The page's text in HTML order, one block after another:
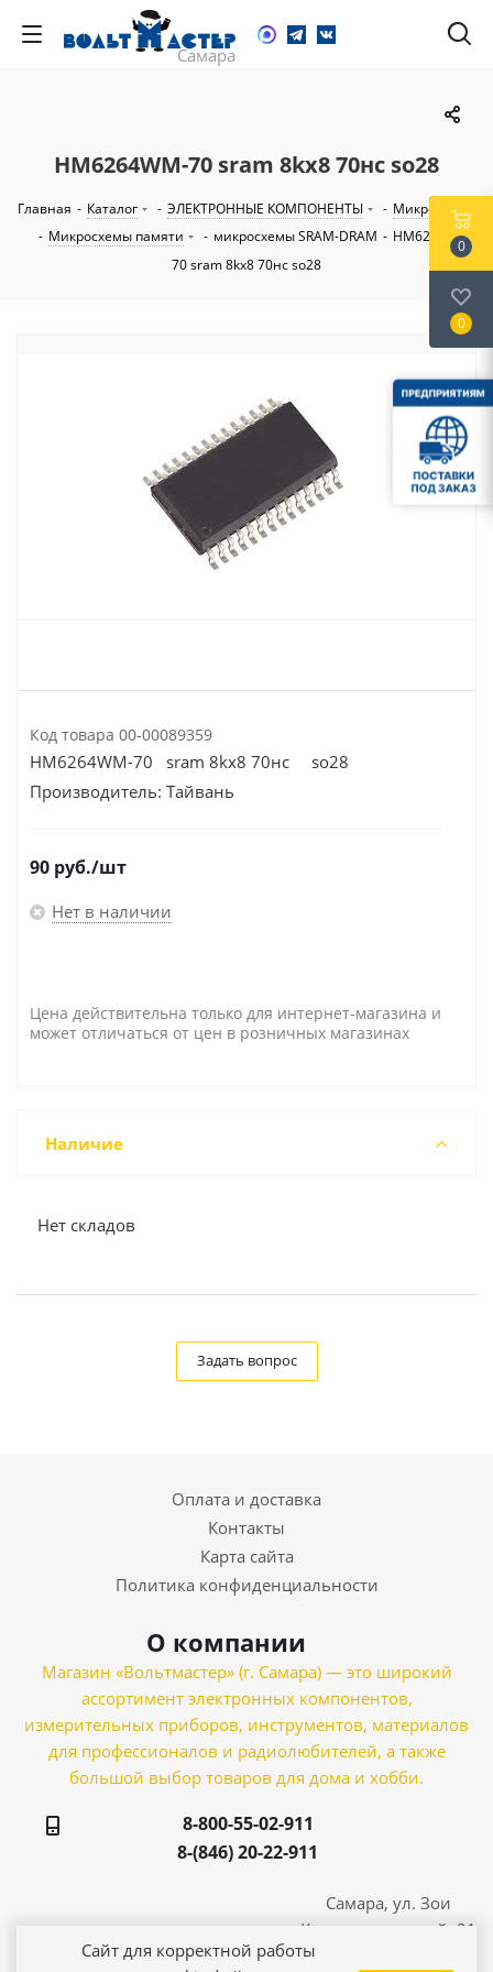
HM6264WM-70 sram 8kx8 70нс so28
Главная - Каталог - ЭЛЕКТРОННЫЕ КОМПОНЕНТЫ - Микросхемы
- Микросхемы памяти - микросхемы SRAM-DRAM - HM6264WM-
70 sram 8kx8 70нс so28
Код товара 00-00089359
HM6264WM-70 sram 8kx8 70нс so28
Производитель: Тайвань
90 руб./шт
Нет в наличии
Цена действительна только для интернет-магазина и
может отличаться от цен в розничных магазинах
Наличие
Нет складов
Задать вопрос
Оплата и доставка
Контакты
Карта сайта
Политика конфиденциальности
О компании
Магазин «Вольтмастер» (г. Самара) — это широкий
ассортимент электронных компонентов,
измерительных приборов, инструментов, материалов
для профессионалов и радиолюбителей, а также
большой выбор товаров для дома и хобби.
8-800-55-02-911
8-(846) 20-22-911
Самара, ул. Зои
Космодемьянской, 21
0
0
Сайт для корректной работы